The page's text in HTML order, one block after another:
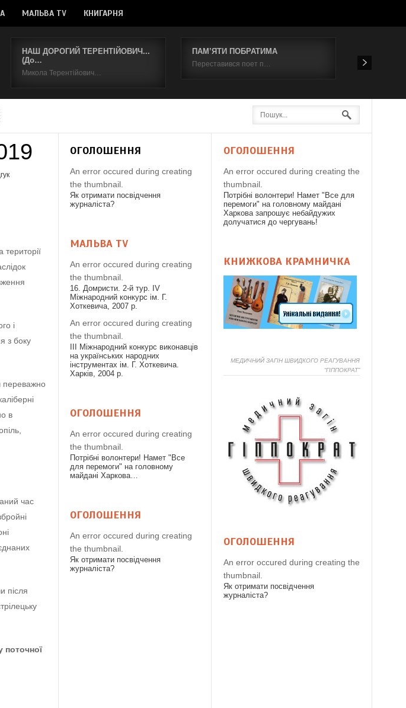
МАЛЬВА TV КНИГАРНЯ
НАШ ДОРОГИЙ ТЕРЕНТІЙОВИЧ...
(До…
Микола Терентійович…
ПАМ’ЯТИ ПОБРАТИМА
Переставився поет п… 19 червня
території
і
з боку
переважно
в
час
після
поточної
ОГОЛОШЕННЯ
An error occured during creating
the thumbnail.
Як отримати посвідчення
журналіста?
МАЛЬВА TV
An error occured during creating
the thumbnail.
16. Домристи. 2-й тур. IV
Міжнародний конкурс ім. Г.
Хоткевича, 2007 р.
An error occured during creating
the thumbnail.
ІІІ Міжнародний конкурс виконавців
на українських народних
інструментах ім. Г. Хоткевича.
Харків, 2004 р.
ОГОЛОШЕННЯ
An error occured during creating
the thumbnail.
Потрібні волонтери! Намет "Все
для перемоги" на головному
майдані Харкова…
ОГОЛОШЕННЯ
An error occured during creating
the thumbnail.
Як отримати посвідчення
журналіста?
ОГОЛОШЕННЯ
An error occured during creating the
thumbnail.
Потрібні волонтери! Намет "Все для
перемоги" на головному майдані
Харкова запрошує небайдужих
долучатися до чергувань!
КНИЖКОВА КРАМНИЧКА
МЕДИЧНИЙ ЗАГІН ШВИДКОГО РЕАГУВАННЯ
“ГІППОКРАТ”
ОГОЛОШЕННЯ
An error occured during creating the
thumbnail.
Як отримати посвідчення
журналіста?